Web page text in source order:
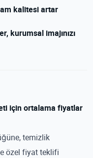
kalitesi artar
kurumsal imajınızı
için ortalama fiyatlar
temizlik
özel fiyat teklifi